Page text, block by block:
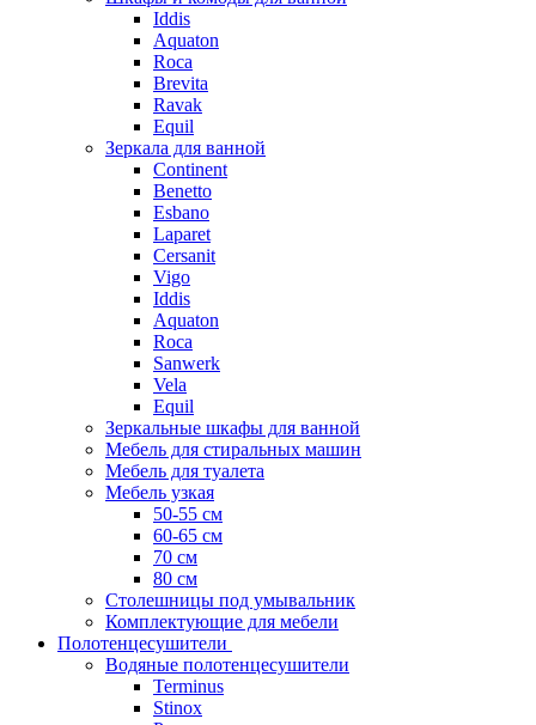
Iddis
Aquaton
Roca
Brevita
Ravak
Equil
Зеркала для ванной
Continent
Benetto
Esbano
Laparet
Cersanit
Vigo
Iddis
Aquaton
Roca
Sanwerk
Vela
Equil
Зеркальные шкафы для ванной
Мебель для стиральных машин
Мебель для туалета
Мебель узкая
50-55 см
60-65 см
70 см
80 см
Столешницы под умывальник
Комплектующие для мебели
Полотенцесушители
Водяные полотенцесушители
Terminus
Stinox